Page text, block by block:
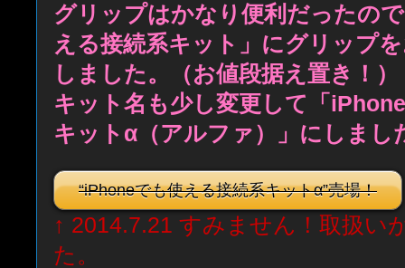
グリップはかなり便利だったの
える接続系キット」にグリップ
しました。（お値段据え置き！）
キット名も少し変更して「
キットα（アルファ）」にしまし
“iPhoneでも使える接続系キットα”売場！
↑ 2014.7.21 すみません！取扱い
た。